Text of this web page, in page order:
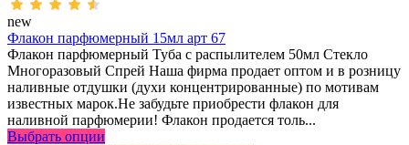
new
Флакон парфюмерный 15мл арт 67
Флакон парфюмерный Туба с распылителем 50мл Стекло
Многоразовый Спрей Наша фирма продает оптом и в розницу
наливные отдушки (духи концентрированные) по мотивам
известных марок.Не забудьте приобрести флакон для
наливной парфюмерии! Флакон продается толь...
Выбрать опции